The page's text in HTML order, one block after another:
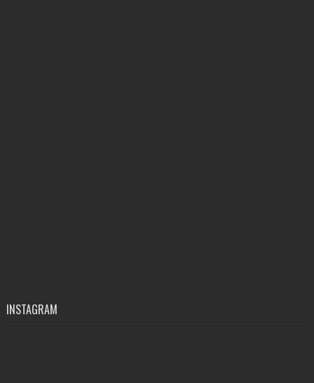
INSTAGRAM